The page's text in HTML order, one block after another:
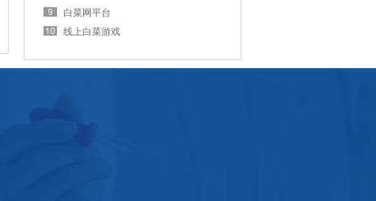
白菜网平台
线上白菜游戏